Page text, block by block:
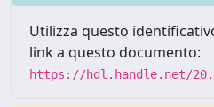
Utilizza questo
link a questo documento:
https://hdl.handle.net/